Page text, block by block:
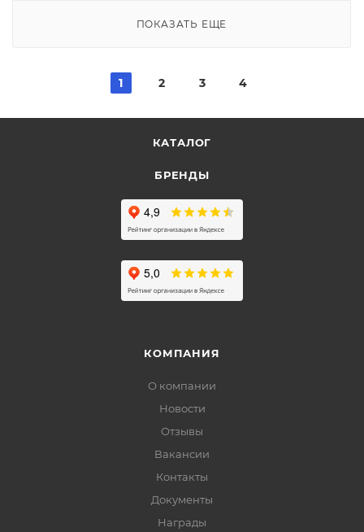
ПОКАЗАТЬ ЕЩЕ
1 2 3 4
КАТАЛОГ
БРЕНДЫ
КОМПАНИЯ
О компании
Новости
Отзывы
Вакансии
Контакты
Документы
Награды